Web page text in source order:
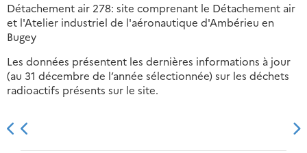
Détachement air 278: site comprenant le Détachement air
et l'Atelier industriel de l'aéronautique d'Ambérieu en
Bugey
Les données présentent les dernières informations à jour
(au 31 décembre de l’année sélectionnée) sur les déchets
radioactifs présents sur le site.